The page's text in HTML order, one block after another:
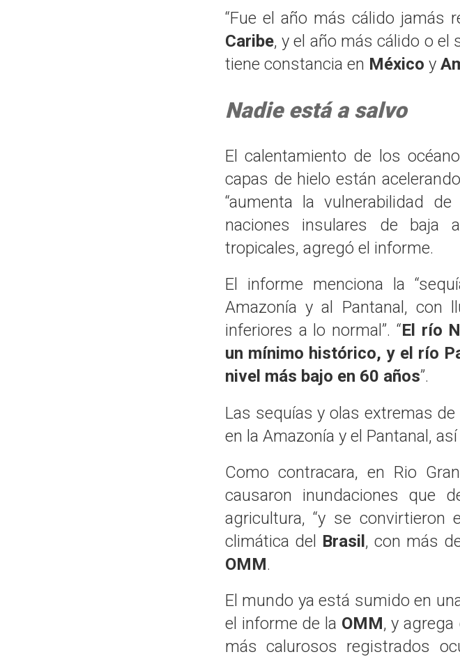
“Fue el año más cálido jamás
Caribe, y el año más cálido o el
tiene constancia en México y
Nadie está a salvo
El calentamiento de los
capas de hielo están
“aumenta la vulnerabilidad
naciones insulares de baja
tropicales, agregó el informe.
El informe menciona la
Amazonía y al Pantanal, con
inferiores a lo normal”. “El río
un mínimo histórico, y el río
nivel más bajo en 60 años”.
Las sequías y olas extremas
en la Amazonía y el Pantanal,
Como contracara, en Rio
causaron inundaciones que
agricultura, “y se convirtieron
climática del Brasil , con más
OMM.
El mundo ya está sumido en
el informe de la OMM, y
más calurosos registrados